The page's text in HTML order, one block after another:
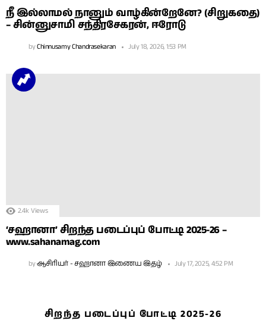
நீ இல்லாமல் நானும் வாழ்கின்றேனே? (சிறுகதை)
– சின்னுசாமி சந்திரசேகரன், ஈரோடு
byChinnusamy Chandrasekaran July 18, 2026, 1:53 PM
2.4k Views
‘சஹானா’ சிறந்த படைப்புப் போட்டி 2025-26 –
www.sahanamag.com
byஆசிரியர் - சஹானா இணைய இதழ் July 17, 2025, 4:52 PM
சிறந்த படைப்புப் போட்டி 2025-26